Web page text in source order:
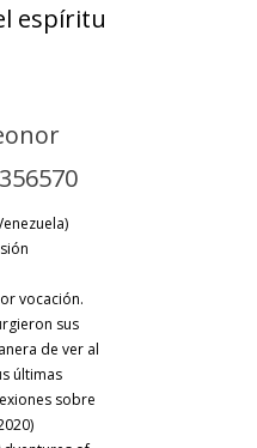
espíritu
vocación.
sus
de ver al
últimas
sobre